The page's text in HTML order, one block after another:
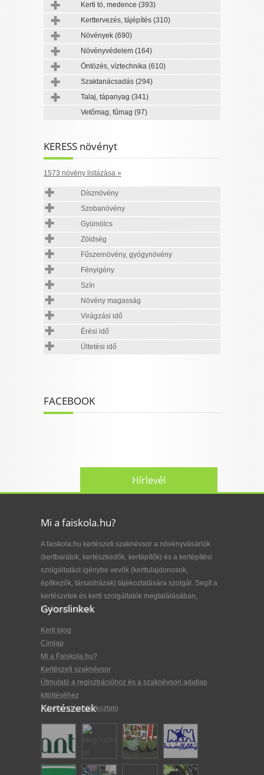
Kerti tó, medence (393)
Kerttervezés, tájépítés (310)
Növények (690)
Növényvédelem (164)
Öntözés, víztechnika (610)
Szaktanácsadás (294)
Talaj, tápanyag (341)
Vetőmag, fűmag (97)
KERESS növényt
1573 növény listázása »
Dísznövény
Szobanövény
Gyümölcs
Zöldség
Fűszernövény, gyógynövény
Fényigény
Szín
Növény magasság
Virágzási idő
Érési idő
Ültetési idő
FACEBOOK
Hírlevél
Mi a faiskola.hu?
A faiskola.hu kertészeti szaknévsor a növényvásárlók
(kertbarátok, kertészkedők, kertépítők) és a kertépítési
szolgáltatást igénybe vevők (kerttulajdonosok,
építkezők, társasházak) tájékoztatására szolgál. Segít a
kertészetek és kerti szolgáltatók megtalálásában,
kiválasztásában.
Gyorslinkek
Kerti blog
Címlap
Mi a Faiskola.hu?
Kertészeti szaknévsor
Útmutató a regisztrációhoz és a szaknévsori adatlap
kitöltéséhez
Adatkezelési tájékoztató
Kertészetek